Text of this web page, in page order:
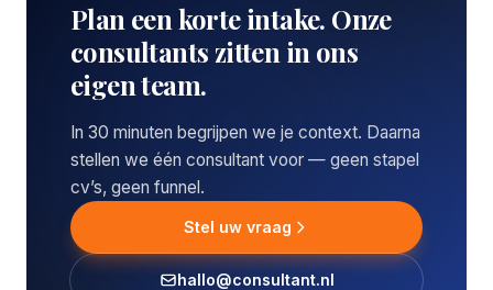
Plan een korte intake. Onze
consultants zitten in ons
eigen team.
In 30 minuten begrijpen we je context. Daarna
stellen we één consultant voor — geen stapel
cv’s, geen funnel.
Stel uw vraag
hallo@consultant.nl